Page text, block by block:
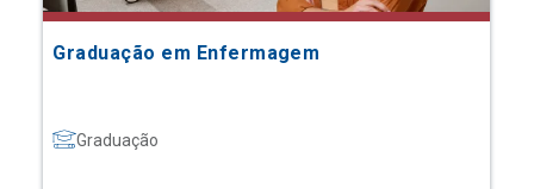
Graduação em Enfermagem
Graduação